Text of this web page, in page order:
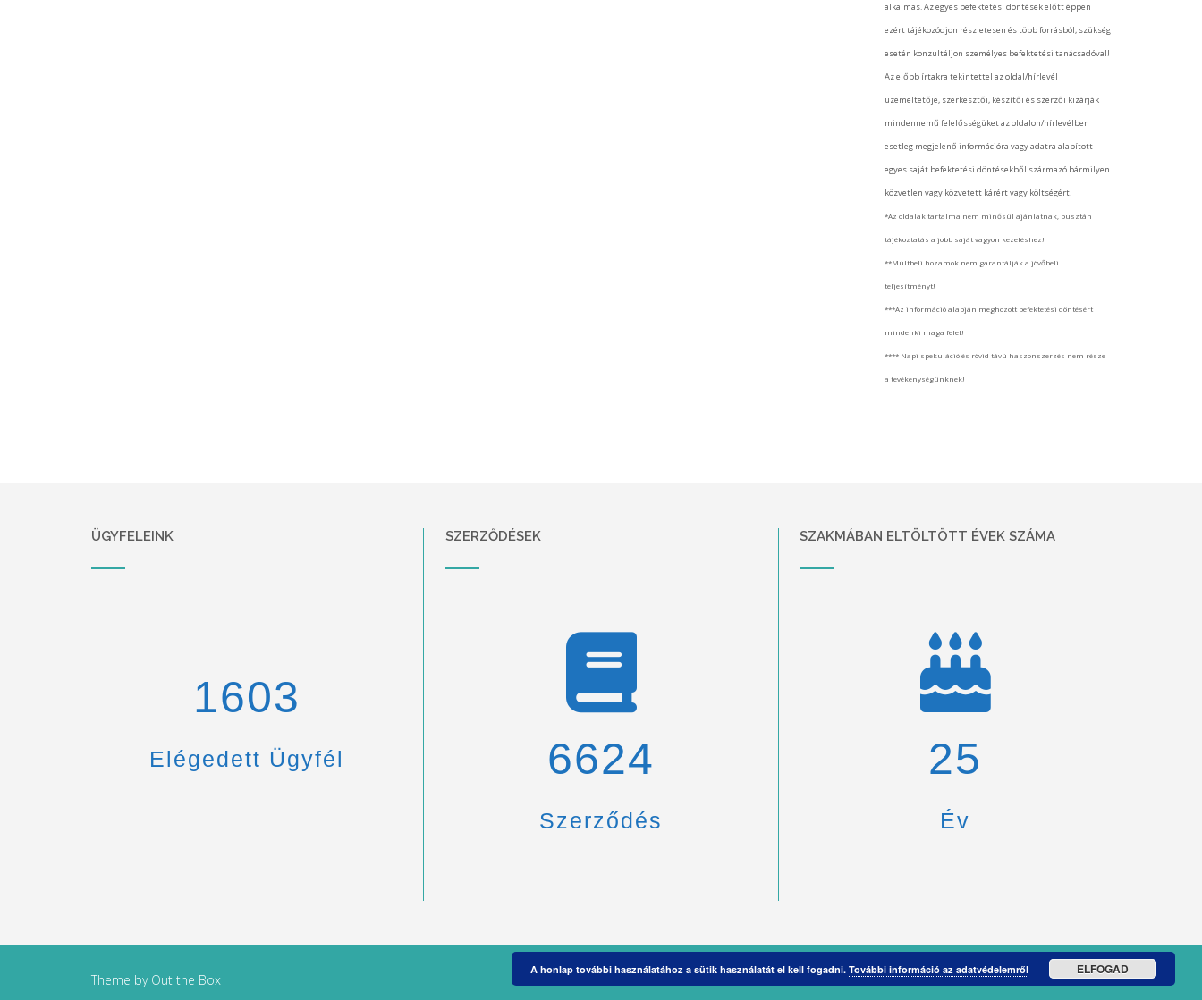
alkalmas. Az egyes befektetési döntések előtt éppen
ezért tájékozódjon részletesen és több forrásból, szükség
esetén konzultáljon személyes befektetési tanácsadóval!
Az előbb írtakra tekintettel az oldal/hírlevél
üzemeltetője, szerkesztői, készítői és szerzői kizárják
mindennemű felelősségüket az oldalon/hírlevélben
esetleg megjelenő információra vagy adatra alapított
egyes saját befektetési döntésekből származó bármilyen
közvetlen vagy közvetett kárért vagy költségért.
*Az oldalak tartalma nem minősül ajánlatnak, pusztán
tájékoztatás a jobb saját vagyon kezeléshez!
**Múltbeli hozamok nem garantálják a jövőbeli
teljesítményt!
***Az információ alapján meghozott befektetési döntésért
mindenki maga felel!
**** Napi spekuláció és rövid távú haszonszerzés nem része
a tevékenységünknek!
ÜGYFELEINK
1670
Elégedett Ügyfél
SZERZŐDÉSEK
6900
Szerződés
SZAKMÁBAN ELTÖLTÖTT ÉVEK SZÁMA
26
Év
Theme by Out the Box
A honlap további használatához a sütik használatát el kell fogadni. További információ az adatvédelemről ELFOGAD